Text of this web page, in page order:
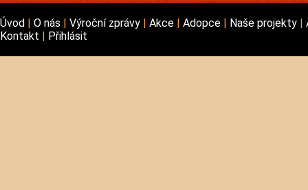
Úvod O nás Výroční zprávy Akce Adopce Naše projekty
Kontakt
Přihlásit